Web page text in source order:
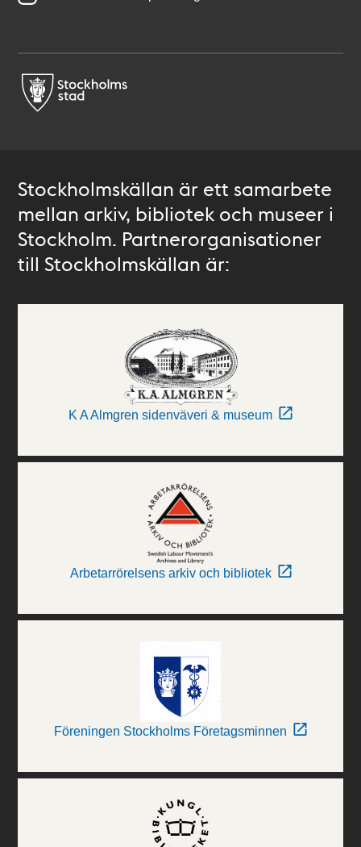
Stockholmskällan är ett samarbete
mellan arkiv, bibliotek och museer i
Stockholm. Partnerorganisationer
till Stockholmskällan är:
K A Almgren sidenväveri & museum
Arbetarrörelsens arkiv och bibliotek
Föreningen Stockholms Företagsminnen